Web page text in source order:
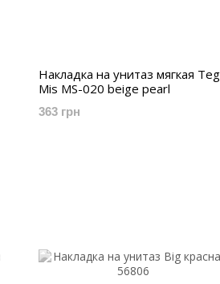
Накладка на унитаз мягкая
Mis MS-020 beige pearl
363 грн